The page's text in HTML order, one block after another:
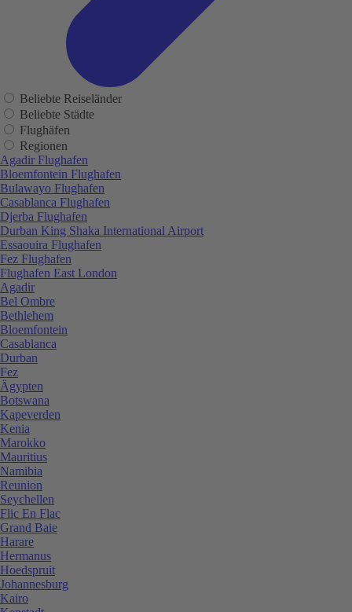
Beliebte Reiseländer
Beliebte Städte
Flughäfen
Regionen
Agadir Flughafen
Bloemfontein Flughafen
Bulawayo Flughafen
Casablanca Flughafen
Djerba Flughafen
Durban King Shaka International Airport
Essaouira Flughafen
Fez Flughafen
Flughafen East London
Agadir
Bel Ombre
Bethlehem
Bloemfontein
Casablanca
Durban
Fez
Ägypten
Botswana
Kapeverden
Kenia
Marokko
Mauritius
Namibia
Reunion
Seychellen
Flic En Flac
Grand Baie
Harare
Hermanus
Hoedspruit
Johannesburg
Kairo